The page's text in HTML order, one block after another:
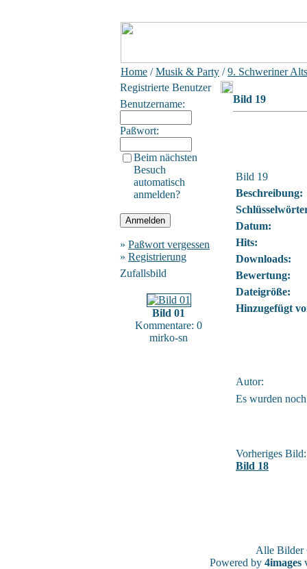
Home /Musik & Party /9. Schweriner
Registrierte Benutzer
Benutzername:
Paßwort:
Beim nächsten
Besuch
automatisch
anmelden?
» Paßwort vergessen
» Registrierung
Zufallsbild
Bild 01
Kommentare: 0
mirko-sn
Bild 19
Bild 19
Beschreibung:
Datum:
Hits:
Downloads:
Bewertung:
Dateigröße:
Hinzugefügt
Autor:
Es wurden
Vorheriges Bild:
Bild 18
Alle
Powered by 4images